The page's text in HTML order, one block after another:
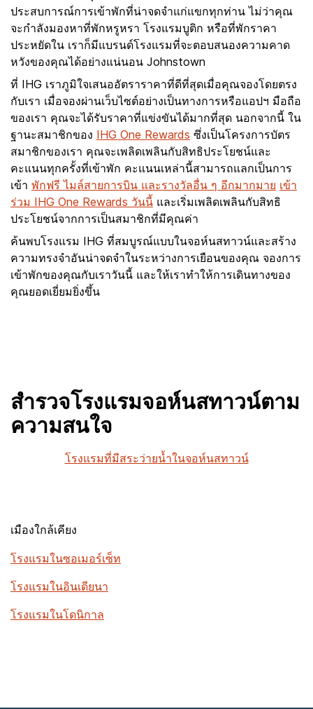
ประสบการณ์การเข้าพักที่น่าจดจำแก่แขกทุกท่าน ไม่ว่าคุณ
จะกำลังมองหาที่พักหรูหรา โรงแรมบูติก หรือที่พักราคา
ประหยัดใน เราก็มีแบรนด์โรงแรมที่จะตอบสนองความคาด
หวังของคุณได้อย่างแน่นอน Johnstown
ที่ IHG เราภูมิใจเสนออัตราราคาที่ดีที่สุดเมื่อคุณจองโดยตรง
กับเรา เมื่อจองผ่านเว็บไซต์อย่างเป็นทางการหรือแอปฯ มือถือ
ของเรา คุณจะได้รับราคาที่แข่งขันได้มากที่สุด นอกจากนี้ ใน
ฐานะสมาชิกของ IHG One Rewards ซึ่งเป็นโครงการบัตร
สมาชิกของเรา คุณจะเพลิดเพลินกับสิทธิประโยชน์และ
คะแนนทุกครั้งที่เข้าพัก คะแนนเหล่านี้สามารถแลกเป็นการ
เข้า พักฟรี ไมล์สายการบิน และรางวัลอื่น ๆ อีกมากมาย เข้า
ร่วม IHG One Rewards วันนี้ และเริ่มเพลิดเพลินกับสิทธิ
ประโยชน์จากการเป็นสมาชิกที่มีคุณค่า
ค้นพบโรงแรม IHG ที่สมบูรณ์แบบในจอห์นสทาวน์และสร้าง
ความทรงจำอันน่าจดจำในระหว่างการเยือนของคุณ จองการ
เข้าพักของคุณกับเราวันนี้ และให้เราทำให้การเดินทางของ
คุณยอดเยี่ยมยิ่งขึ้น
สำรวจโรงแรมจอห์นสทาวน์ตาม
ความสนใจ
โรงแรมที่มีสระว่ายน้ำในจอห์นสทาวน์
เมืองใกล้เคียง
โรงแรมในซอเมอร์เซ็ท
โรงแรมในอินเดียนา
โรงแรมในโดนิกาล